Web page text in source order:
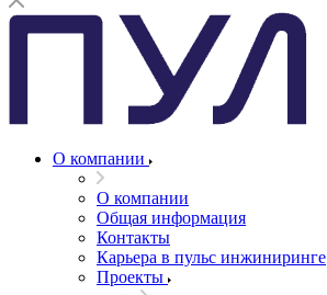
О компании
О компании
Общая информация
Контакты
Карьера в пульс инжиниринге
Проекты